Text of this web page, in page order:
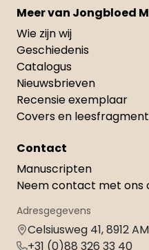
Meer van Jongbloed
Wie zijn wij
Geschiedenis
Catalogus
Nieuwsbrieven
Recensie exemplaar
Covers en
Contact
Manuscripten
Neem contact met ons
Adresgegevens
Celsiusweg 41, 8912
+31 (0)88 326 33 40